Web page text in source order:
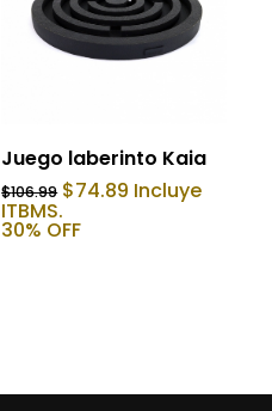
Añadir Al Carrito
Juego laberinto Kaia
$106.99 El
precio
original
$74.89 El
precio
Incluye
ITBMS.
30% OFF